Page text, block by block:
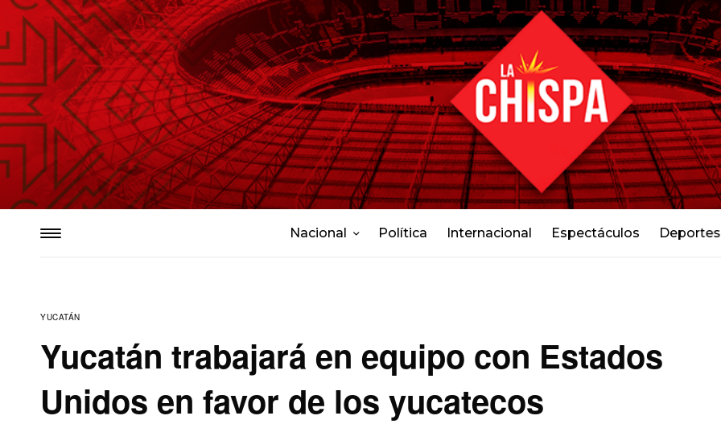
Nacional Política Internacional Espectáculos Deportes
YUCATÁN
Yucatán trabajará en equipo con Estados
Unidos en favor de los yucatecos